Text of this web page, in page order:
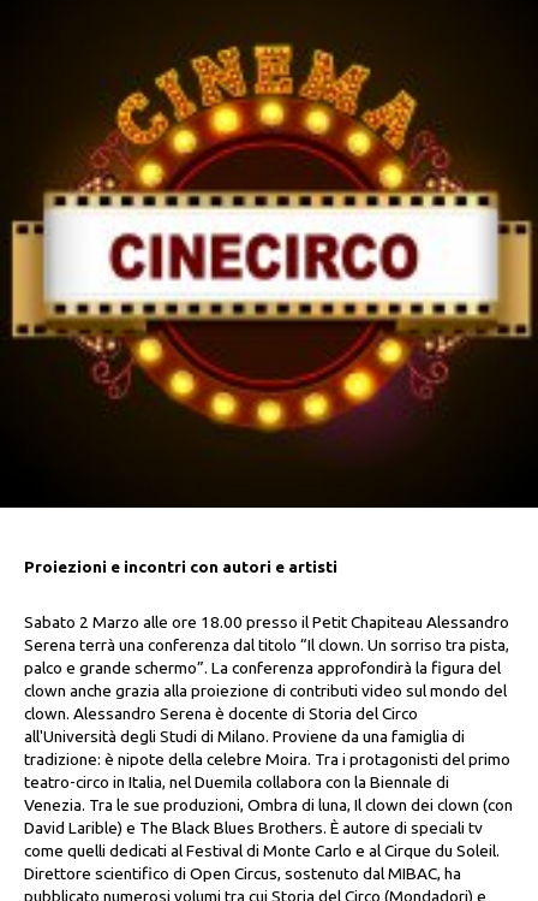
Proiezioni e incontri con autori e artisti
Sabato 2 Marzo alle ore 18.00 presso il Petit Chapiteau Alessandro
Serena terrà una conferenza dal titolo “Il clown. Un sorriso tra pista,
palco e grande schermo”. La conferenza approfondirà la figura del
clown anche grazia alla proiezione di contributi video sul mondo del
clown. Alessandro Serena è docente di Storia del Circo
all'Università degli Studi di Milano. Proviene da una famiglia di
tradizione: è nipote della celebre Moira. Tra i protagonisti del primo
teatro-circo in Italia, nel Duemila collabora con la Biennale di
Venezia. Tra le sue produzioni,Ombra di luna,Il clown dei clown(con
David Larible) e The Black Blues Brothers. È autore di speciali tv
come quelli dedicati al Festival di Monte Carlo e al Cirque du Soleil.
Direttore scientifico di Open Circus, sostenuto dal MIBAC, ha
pubblicato numerosi volumi tra cuiStoria del Circo (Mondadori) e